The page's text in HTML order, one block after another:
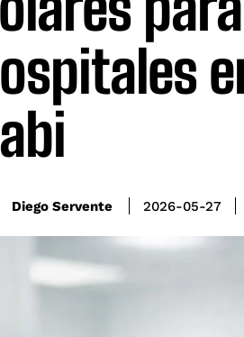
Diego Servente 2026-05-27